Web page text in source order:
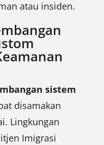
atau insiden.
sistem
disamakan
Lingkungan
Imigrasi